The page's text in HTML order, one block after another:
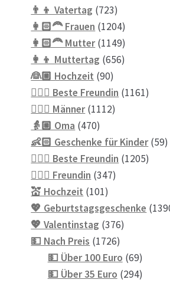
Produkte
👨‍👦 Vatertag 723723
Produkte
👩🏻‍🦰 Frauen 12041204
Produkte
👩🏻‍🦰 Mutter 11491149
Produkte
👩‍👦 Muttertag 656656
👰🏼 Hochzeit 9090
Produkte
👱🏻‍♀️ Beste Freundin 11611161
👱🏼‍♂️ Männer 11121112
👵🏼 Oma 470470
Produkte
👶🏻 Geschenke für Kinder 5959
💁🏼‍♀️ Beste Freundin 12051205
💁🏼‍♀️ Freundin 347347
💒 Hochzeit 101101
Produkte
💖 Geburtstagsgeschenke
💖 Valentinstag 376376
💵 Nach Preis 17261726
Produkte
💵 Über 100 Euro 6969
💵 Über 35 Euro 294294